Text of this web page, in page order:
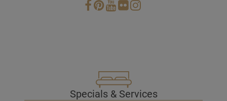
Specials & Services